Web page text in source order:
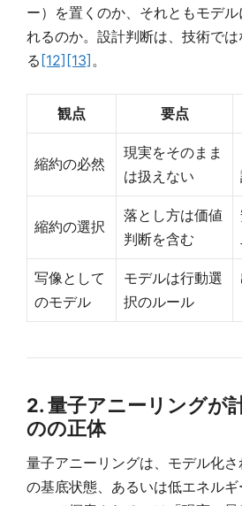
ー）を置くのか、それともモデ
れるのか。設計判断は、技術で
る [12] [13] 。
観点 要点
縮約の必然
現実をそのまま
は扱えない
縮約の選択
落とし方は価値
判断を含む
写像として
のモデル
モデルは行動選
択のルール
2. 量子アニーリングが
のの正体
量子アニーリングは、モデル化
の基底状態、あるいは低エネルギ